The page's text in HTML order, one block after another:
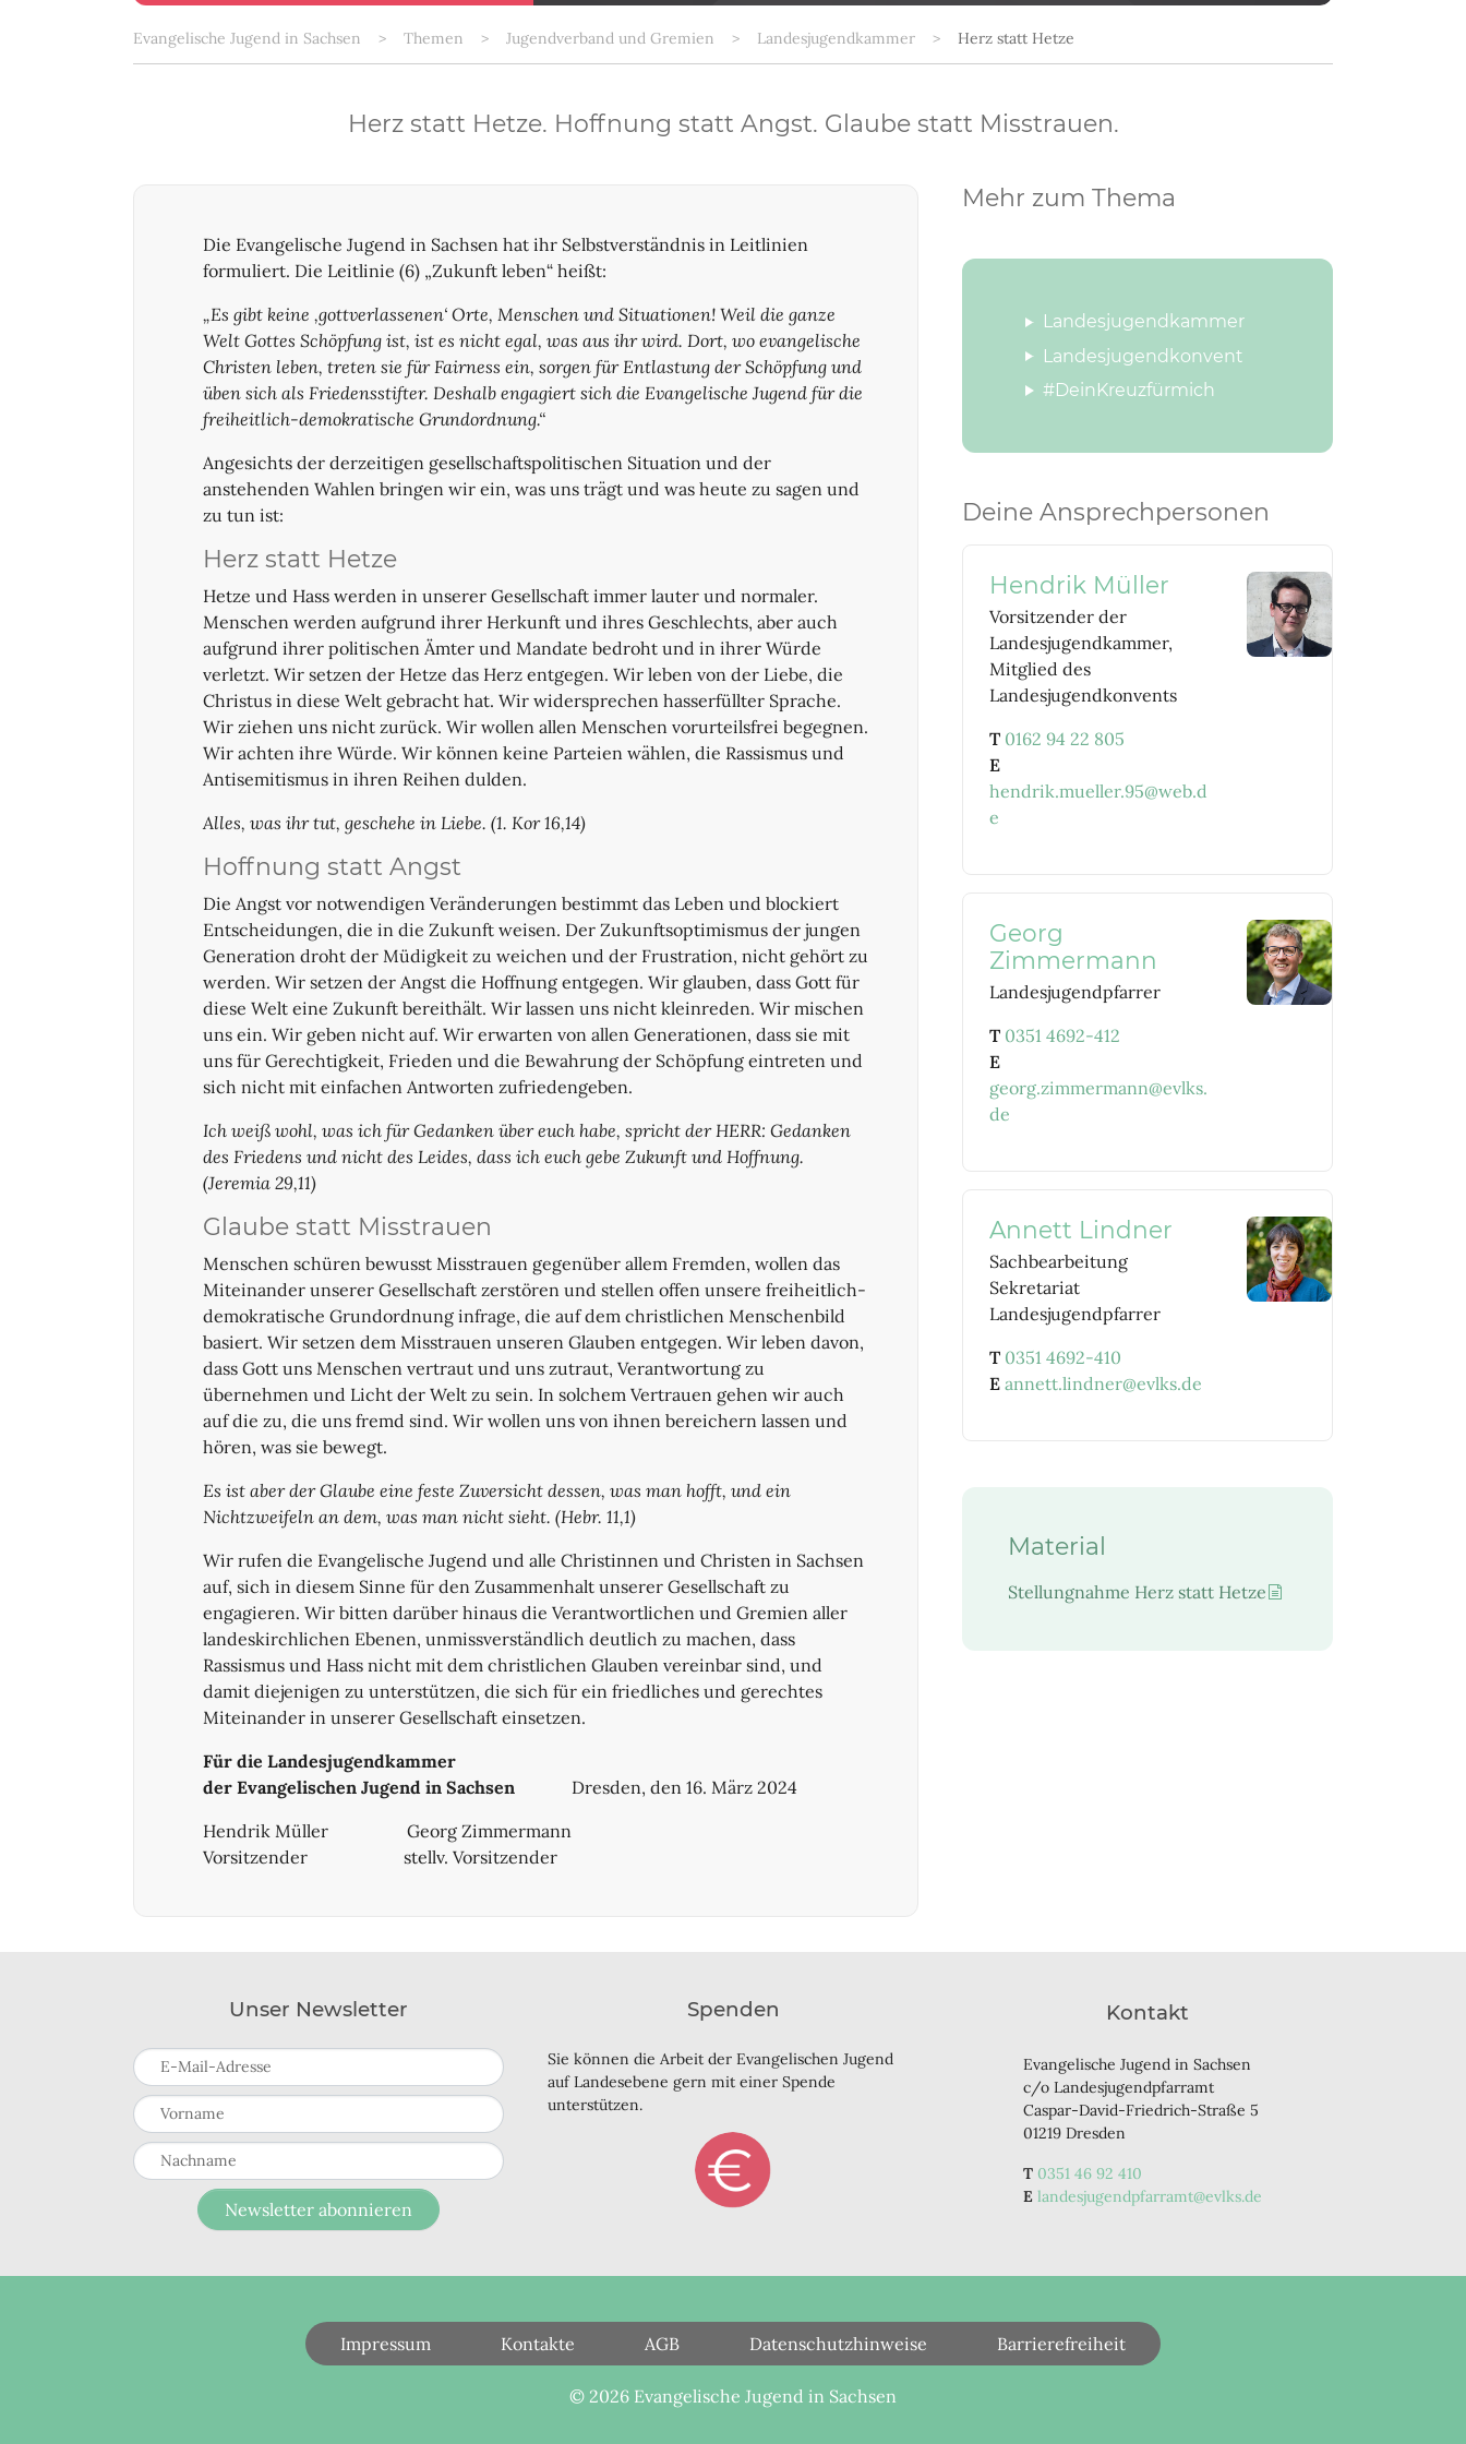
Sie sind hier:
Evangelische Jugend in Sachsen Themen Jugendverband und Gremien Landesjugendkammer Herz statt Hetze
Herz statt Hetze. Hoffnung statt Angst. Glaube statt Misstrauen.
Die Evangelische Jugend in Sachsen hat ihr Selbstverständnis in Leitlinien
formuliert. Die Leitlinie (6) „Zukunft leben“ heißt:
„Es gibt keine ‚gottverlassenen‘ Orte, Menschen und Situationen! Weil die ganze
Welt Gottes Schöpfung ist, ist es nicht egal, was aus ihr wird. Dort, wo evangelische
Christen leben, treten sie für Fairness ein, sorgen für Entlastung der Schöpfung und
üben sich als Friedensstifter. Deshalb engagiert sich die Evangelische Jugend für die
freiheitlich-demokratische Grundordnung.“
Angesichts der derzeitigen gesellschaftspolitischen Situation und der
anstehenden Wahlen bringen wir ein, was uns trägt und was heute zu sagen und
zu tun ist:
Herz statt Hetze
Hetze und Hass werden in unserer Gesellschaft immer lauter und normaler.
Menschen werden aufgrund ihrer Herkunft und ihres Geschlechts, aber auch
aufgrund ihrer politischen Ämter und Mandate bedroht und in ihrer Würde
verletzt. Wir setzen der Hetze das Herz entgegen. Wir leben von der Liebe, die
Christus in diese Welt gebracht hat. Wir widersprechen hasserfüllter Sprache.
Wir ziehen uns nicht zurück. Wir wollen allen Menschen vorurteilsfrei begegnen.
Wir achten ihre Würde. Wir können keine Parteien wählen, die Rassismus und
Antisemitismus in ihren Reihen dulden.
Alles, was ihr tut, geschehe in Liebe. (1. Kor 16,14)
Hoffnung statt Angst
Die Angst vor notwendigen Veränderungen bestimmt das Leben und blockiert
Entscheidungen, die in die Zukunft weisen. Der Zukunftsoptimismus der jungen
Generation droht der Müdigkeit zu weichen und der Frustration, nicht gehört zu
werden. Wir setzen der Angst die Hoffnung entgegen. Wir glauben, dass Gott für
diese Welt eine Zukunft bereithält. Wir lassen uns nicht kleinreden. Wir mischen
uns ein. Wir geben nicht auf. Wir erwarten von allen Generationen, dass sie mit
uns für Gerechtigkeit, Frieden und die Bewahrung der Schöpfung eintreten und
sich nicht mit einfachen Antworten zufriedengeben.
Ich weiß wohl, was ich für Gedanken über euch habe, spricht der HERR: Gedanken
des Friedens und nicht des Leides, dass ich euch gebe Zukunft und Hoffnung.
(Jeremia 29,11)
Glaube statt Misstrauen
Menschen schüren bewusst Misstrauen gegenüber allem Fremden, wollen das
Miteinander unserer Gesellschaft zerstören und stellen offen unsere freiheitlich-
demokratische Grundordnung infrage, die auf dem christlichen Menschenbild
basiert. Wir setzen dem Misstrauen unseren Glauben entgegen. Wir leben davon,
dass Gott uns Menschen vertraut und uns zutraut, Verantwortung zu
übernehmen und Licht der Welt zu sein. In solchem Vertrauen gehen wir auch
auf die zu, die uns fremd sind. Wir wollen uns von ihnen bereichern lassen und
hören, was sie bewegt.
Es ist aber der Glaube eine feste Zuversicht dessen, was man hofft, und ein
Nichtzweifeln an dem, was man nicht sieht. (Hebr. 11,1)
Wir rufen die Evangelische Jugend und alle Christinnen und Christen in Sachsen
auf, sich in diesem Sinne für den Zusammenhalt unserer Gesellschaft zu
engagieren. Wir bitten darüber hinaus die Verantwortlichen und Gremien aller
landeskirchlichen Ebenen, unmissverständlich deutlich zu machen, dass
Rassismus und Hass nicht mit dem christlichen Glauben vereinbar sind, und
damit diejenigen zu unterstützen, die sich für ein friedliches und gerechtes
Miteinander in unserer Gesellschaft einsetzen.
Für die Landesjugendkammer
der Evangelischen Jugend in Sachsen Dresden, den 16. März 2024
Hendrik Müller Georg Zimmermann
Vorsitzender stellv. Vorsitzender
Mehr zum Thema
Landesjugendkammer
Landesjugendkonvent
#DeinKreuzfürmich
Deine Ansprechpersonen
Hendrik Müller
Vorsitzender der
Landesjugendkammer,
Mitglied des
Landesjugendkonvents
T 0162 94 22 805
E
hendrik.mueller.95@web.d
e
Georg
Zimmermann
Landesjugendpfarrer
T 0351 4692-412
E
georg.zimmermann@evlks.
de
Annett Lindner
Sachbearbeitung
Sekretariat
Landesjugendpfarrer
T 0351 4692-410
E annett.lindner@evlks.de
Material
Stellungnahme Herz statt Hetze
Unser Newsletter
Newsletter abonnieren
Spenden
Sie können die Arbeit der Evangelischen Jugend
auf Landesebene gern mit einer Spende
unterstützen.
Kontakt
Evangelische Jugend in Sachsen
c/o Landesjugendpfarramt
Caspar-David-Friedrich-Straße 5
01219 Dresden
0351 46 92 410
landesjugendpfarramt@evlks.de
Impressum Kontakte AGB Datenschutzhinweise Barrierefreiheit
© 2026 Evangelische Jugend in Sachsen